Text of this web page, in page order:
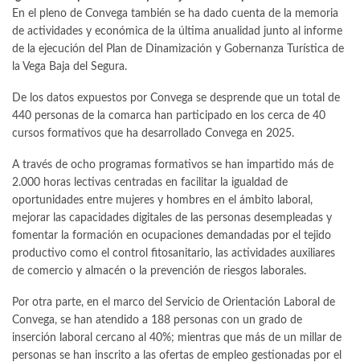
En el pleno de Convega también se ha dado cuenta de la memoria
de actividades y económica de la última anualidad junto al informe
de la ejecución del Plan de Dinamización y Gobernanza Turística de
la Vega Baja del Segura.
De los datos expuestos por Convega se desprende que un total de
440 personas de la comarca han participado en los cerca de 40
cursos formativos que ha desarrollado Convega en 2025.
A través de ocho programas formativos se han impartido más de
2.000 horas lectivas centradas en facilitar la igualdad de
oportunidades entre mujeres y hombres en el ámbito laboral,
mejorar las capacidades digitales de las personas desempleadas y
fomentar la formación en ocupaciones demandadas por el tejido
productivo como el control fitosanitario, las actividades auxiliares
de comercio y almacén o la prevención de riesgos laborales.
Por otra parte, en el marco del Servicio de Orientación Laboral de
Convega, se han atendido a 188 personas con un grado de
inserción laboral cercano al 40%; mientras que más de un millar de
personas se han inscrito a las ofertas de empleo gestionadas por el